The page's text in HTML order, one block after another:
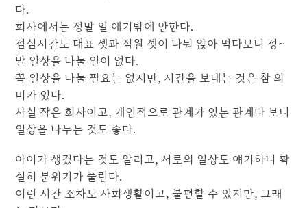
다.
회사에서는 정말 일 얘기밖에 안한다.
점심시간도 대표 셋과 직원 셋이 나눠 앉아 먹다보니 정~
말 일상을 나눌 일이 없다.
꼭 일상을 나눌 필요는 없지만, 시간을 보내는 것은 참 의
미가 있다.
사실 작은 회사이고, 개인적으로 관계가 있는 관계다 보니
일상을 나누는 것도 좋다.
아이가 생겼다는 것도 알리고, 서로의 일상도 얘기하니 확
실히 분위기가 풀린다.
이런 시간 조차도 사회생활이고, 불편할 수 있지만, 그래